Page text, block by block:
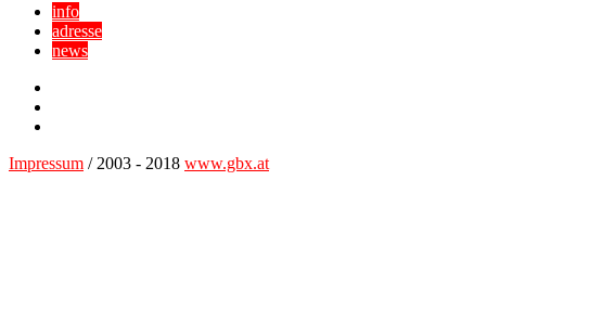
info
adresse
news
Impressum / 2003 - 2018 www.gbx.at